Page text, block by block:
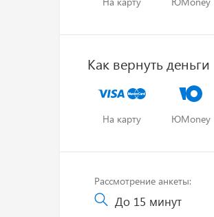
Как вернуть деньги
На карту ЮMoney
Рассмотрение анкеты:
До 15 минут